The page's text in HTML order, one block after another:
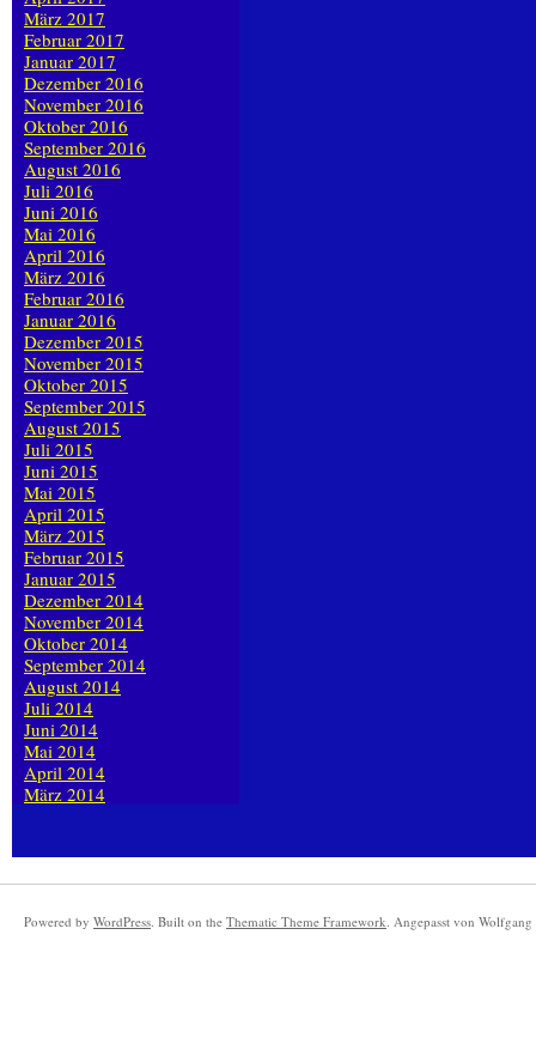
März 2017
Februar 2017
Januar 2017
Dezember 2016
November 2016
Oktober 2016
September 2016
August 2016
Juli 2016
Juni 2016
Mai 2016
April 2016
März 2016
Februar 2016
Januar 2016
Dezember 2015
November 2015
Oktober 2015
September 2015
August 2015
Juli 2015
Juni 2015
Mai 2015
April 2015
März 2015
Februar 2015
Januar 2015
Dezember 2014
November 2014
Oktober 2014
September 2014
August 2014
Juli 2014
Juni 2014
Mai 2014
April 2014
März 2014
Powered by WordPress. Built on the Thematic Theme Framework. Angepasst von